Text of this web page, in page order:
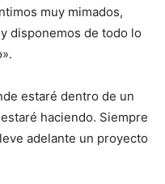
muy mimados,
disponemos de todo lo
estaré dentro de un
haciendo. Siempre
adelante un proyecto